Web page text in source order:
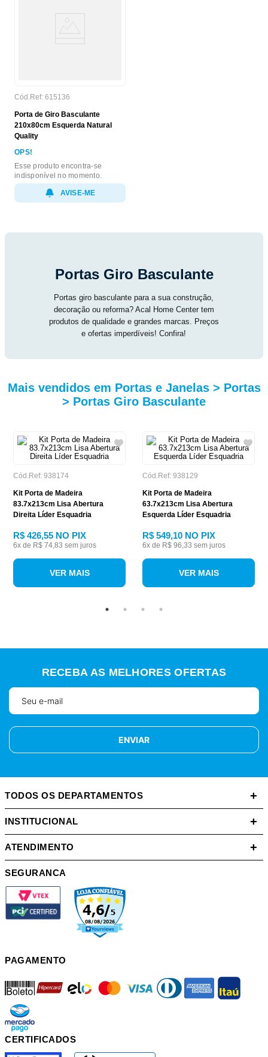
Cód.Ref: 615136
Porta de Giro Basculante
210x80cm Esquerda Natural
Quality
OPS!
Esse produto encontra-se
indisponível no momento.
AVISE-ME
Portas Giro Basculante
Portas giro basculante para a sua construção,
decoração ou reforma? Acal Home Center tem
produtos de qualidade e grandes marcas. Preços
e ofertas imperdíveis! Confira!
Mais vendidos em Portas e Janelas > Portas
> Portas Giro Basculante
Cód.Ref: 938174
Kit Porta de Madeira
83.7x213cm Lisa Abertura
Direita Líder Esquadria
R$ 426,55 NO PIX
6x de R$ 74,83 sem juros
VER MAIS
Cód.Ref: 938129
Kit Porta de Madeira
63.7x213cm Lisa Abertura
Esquerda Líder Esquadria
R$ 549,10 NO PIX
6x de R$ 96,33 sem juros
VER MAIS
RECEBA AS MELHORES OFERTAS
ENVIAR
TODOS OS DEPARTAMENTOS +
INSTITUCIONAL +
ATENDIMENTO +
SEGURANCA
PAGAMENTO
boleto mastercard diners american itau
mercadopago
CERTIFICADOS